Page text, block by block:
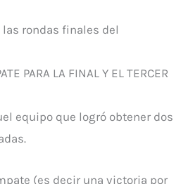
rondas finales del
PARA LA FINAL Y EL TERCER
equipo que logró obtener dos
(es decir una victoria por